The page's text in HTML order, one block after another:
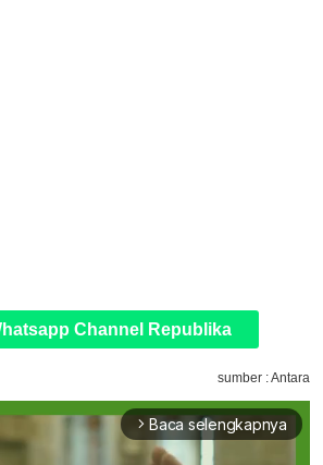
Channel Republika
sumber : Antara
arrow_forward_ios Baca selengkapnya